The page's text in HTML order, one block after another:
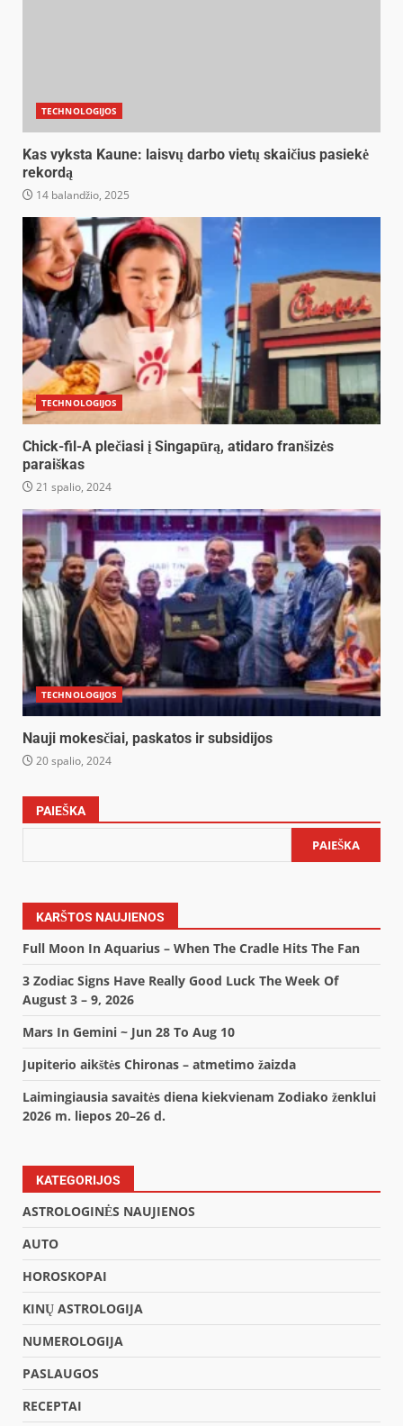
TECHNOLOGIJOS
Kas vyksta Kaune: laisvų darbo vietų skaičius pasiekė
rekordą
14 balandžio, 2025
TECHNOLOGIJOS
Chick-fil-A plečiasi į Singapūrą, atidaro franšizės
paraiškas
21 spalio, 2024
TECHNOLOGIJOS
Nauji mokesčiai, paskatos ir subsidijos
20 spalio, 2024
PAIEŠKA
PAIEŠKA
KARŠTOS NAUJIENOS
Full Moon In Aquarius – When The Cradle Hits The Fan
3 Zodiac Signs Have Really Good Luck The Week Of
August 3 – 9, 2026
Mars In Gemini ~ Jun 28 To Aug 10
Jupiterio aikštės Chironas – atmetimo žaizda
Laimingiausia savaitės diena kiekvienam Zodiako ženklui
2026 m. liepos 20–26 d.
KATEGORIJOS
ASTROLOGINĖS NAUJIENOS
AUTO
HOROSKOPAI
KINŲ ASTROLOGIJA
NUMEROLOGIJA
PASLAUGOS
RECEPTAI